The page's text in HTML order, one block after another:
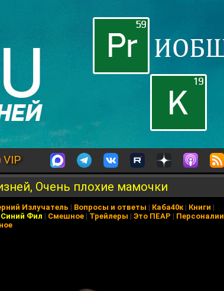
VIP
Очень плохие мамочки
Излучатель | Вопросы и ответы | Каба40к| Книги |
Синий Фил | Смешное | Трейлеры | Это ПЕАР | Персоналии